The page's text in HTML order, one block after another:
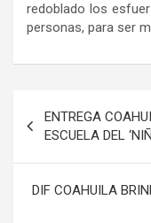
redoblado los
personas, para ser
de
entradas
ENTREGA
ESCUELA DEL
DIF COAHUILA